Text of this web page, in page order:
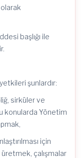
başlığı ile
şunlardır:
sirküler ve
konularda Yönetim
için
çalışmalar